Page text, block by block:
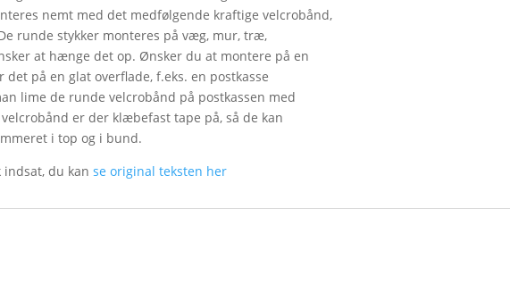
nemt med det medfølgende kraftige velcrobånd,
runde stykker monteres på væg, mur, træ,
at hænge det op. Ønsker du at montere på en
det på en glat overflade, f.eks. en postkasse
lime de runde velcrobånd på postkassen med
er der klæbefast tape på, så de kan
i top og i bund.
indsat, du kanse original teksten her